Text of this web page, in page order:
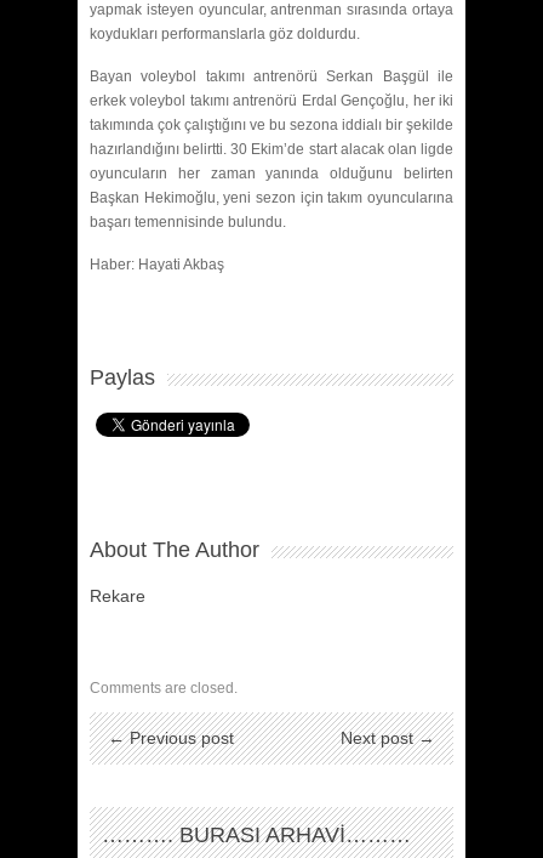
yapmak isteyen oyuncular, antrenman sırasında ortaya
koydukları performanslarla göz doldurdu.
Bayan voleybol takımı antrenörü Serkan Başgül ile
erkek voleybol takımı antrenörü Erdal Gençoğlu, her iki
takımında çok çalıştığını ve bu sezona iddialı bir şekilde
hazırlandığını belirtti. 30 Ekim’de start alacak olan ligde
oyuncuların her zaman yanında olduğunu belirten
Başkan Hekimoğlu, yeni sezon için takım oyuncularına
başarı temennisinde bulundu.
Haber: Hayati Akbaş
Paylas
About The Author
Rekare
Comments are closed.
← Previous post Next post →
………. BURASI ARHAVİ………